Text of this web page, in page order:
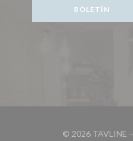
BOLETÍN
© 2026 TAVLINE